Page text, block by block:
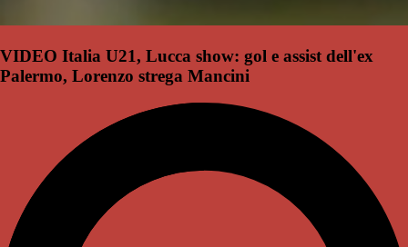
VIDEO Italia U21, Lucca show: gol e assist dell'ex
Palermo, Lorenzo strega Mancini